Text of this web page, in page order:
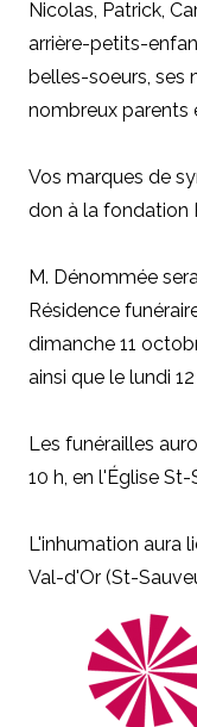
Nicolas, Patrick,
arrière-petits-
belles-soeurs, ses
nombreux parents
Vos marques de
don à la fondation
M. Dénommée
Résidence
dimanche 11
ainsi que le lundi
Les funérailles
10 h, en l'Église
L'inhumation aura
Val-d'Or (St-